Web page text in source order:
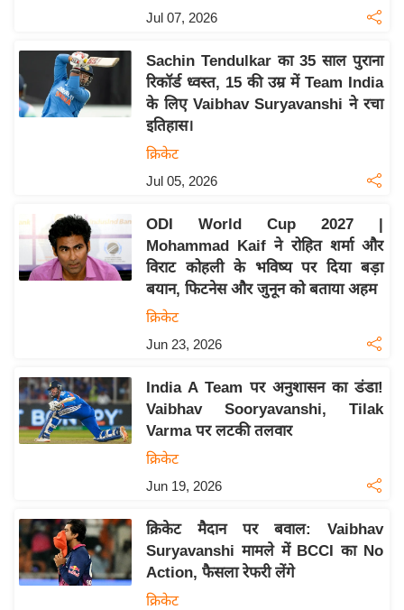
2
0
2
6
ई
-
पे
ल
बे
श
ख्सि
य
Jul 07, 2026
Sachin Tendulkar का 35 साल पुराना
रिकॉर्ड ध्वस्त, 15 की उम्र में Team India
के लिए Vaibhav Suryavanshi ने रचा
इतिहास।
क्रिकेट
Jul 05, 2026
ODI World Cup 2027 |
Mohammad Kaif ने रोहित शर्मा और
विराट कोहली के भविष्य पर दिया बड़ा
बयान, फिटनेस और जुनून को बताया अहम
क्रिकेट
Jun 23, 2026
India A Team पर अनुशासन का डंडा!
Vaibhav Sooryavanshi, Tilak
Varma पर लटकी तलवार
क्रिकेट
Jun 19, 2026
क्रिकेट मैदान पर बवाल: Vaibhav
Suryavanshi मामले में BCCI का No
Action, फैसला रेफरी लेंगे
क्रिकेट